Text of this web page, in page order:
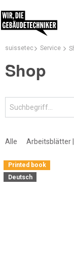
suissetec Service
Shop
Suchen
Alle Arbeitsblätter
Printed book
Deutsch